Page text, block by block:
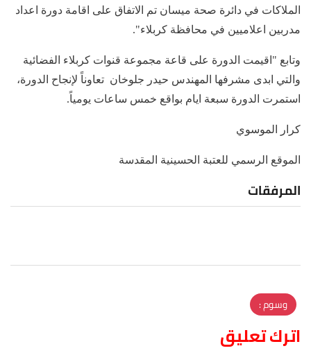
الملاكات في دائرة صحة ميسان تم الاتفاق على اقامة دورة اعداد
مدربين اعلاميين في محافظة كربلاء".
وتابع "اقيمت الدورة على قاعة مجموعة قنوات كربلاء الفضائية
والتي ابدى مشرفها المهندس حيدر جلوخان تعاوناً لإنجاح الدورة،
استمرت الدورة سبعة ايام بواقع خمس ساعات يومياً.
كرار الموسوي
الموقع الرسمي للعتبة الحسينية المقدسة
المرفقات
وسوم :
اترك تعليق